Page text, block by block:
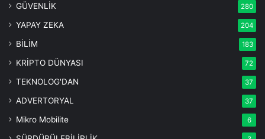
GÜVENLİK 280
YAPAY ZEKA 204
BİLİM 183
KRİPTO DÜNYASI 72
TEKNOLOG'DAN 37
ADVERTORYAL 37
Mikro Mobilite 6